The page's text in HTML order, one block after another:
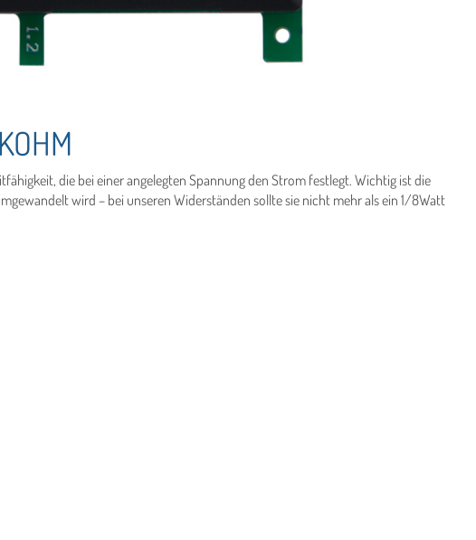
die bei einer angelegten Spannung den Strom festlegt. Wichtig ist die
wird – bei unseren Widerständen sollte sie nicht mehr als ein 1/8Watt